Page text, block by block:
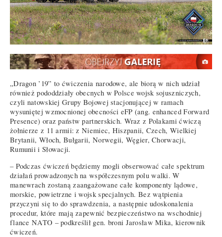
„Dragon ’19” to ćwiczenia narodowe, ale biorą w nich udział
również pododdziały obecnych w Polsce wojsk sojuszniczych,
czyli natowskiej Grupy Bojowej stacjonującej w ramach
wysuniętej wzmocnionej obecności eFP (ang. enhanced Forward
Presence) oraz państw partnerskich. Wraz z Polakami ćwiczą
żołnierze z 11 armii: z Niemiec, Hiszpanii, Czech, Wielkiej
Brytanii, Włoch, Bułgarii, Norwegii, Węgier, Chorwacji,
Rumunii i Słowacji.
– Podczas ćwiczeń będziemy mogli obserwować całe spektrum
działań prowadzonych na współczesnym polu walki. W
manewrach zostaną zaangażowane całe komponenty lądowe,
morskie, powietrzne i wojsk specjalnych. Bez wątpienia
przyczyni się to do sprawdzenia, a następnie udoskonalenia
procedur, które mają zapewnić bezpieczeństwo na wschodniej
flance NATO – podkreślił gen. broni Jarosław Mika, kierownik
ćwiczeń.